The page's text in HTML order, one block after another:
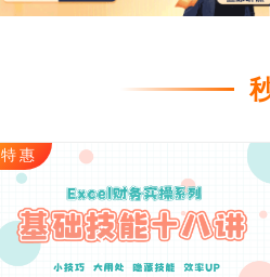
特惠